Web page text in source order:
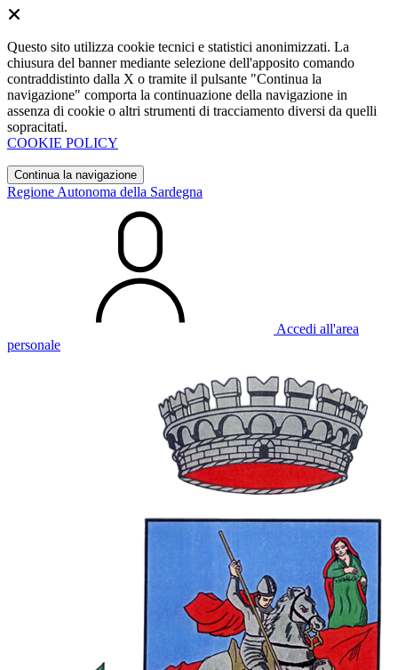
Questo sito utilizza cookie tecnici e statistici anonimizzati. La
chiusura del banner mediante selezione dell'apposito comando
contraddistinto dalla X o tramite il pulsante "Continua la
navigazione" comporta la continuazione della navigazione in
assenza di cookie o altri strumenti di tracciamento diversi da quelli
sopracitati.
COOKIE POLICY
Continua la navigazione
Regione Autonoma della Sardegna
Accedi all'area
personale